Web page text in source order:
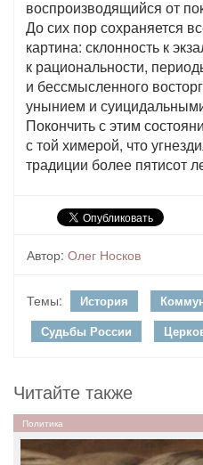
воспроизводящийся от
До сих пор сохраняется
картина: склонность к
к рациональности,
и бессмысленного
унынием и
Покончить с этим
с той химерой, что
традиции более пятисот
Автор: Олег Носков
Темы: История
Судьбы России
Читайте также
Политика